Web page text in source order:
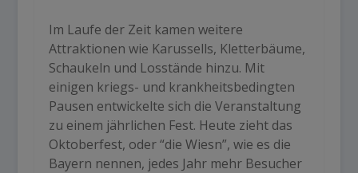
Im Laufe der Zeit kamen weitere
Attraktionen wie Karussells, Kletterbäume,
Schaukeln und Losstände hinzu. Mit
einigen kriegs- und krankheitsbedingten
Pausen entwickelte sich die Veranstaltung
zu einem jährlichen Fest. Heute zieht das
Oktoberfest, oder “die Wiesn”, wie es die
Bayern nennen, jedes Jahr mehr Besucher